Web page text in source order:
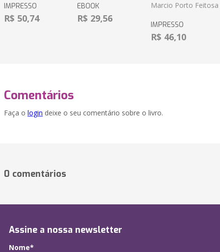
IMPRESSO
R$ 50,74
EBOOK
R$ 29,56
Marcio Porto Feitosa
IMPRESSO
R$ 46,10
Comentários
Faça o login deixe o seu comentário sobre o livro.
0 comentários
Assine a nossa newsletter
Nome*